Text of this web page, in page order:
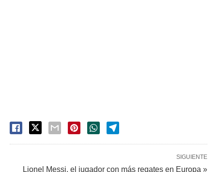
SIGUIENTE
Lionel Messi, el jugador con más regates en Europa »